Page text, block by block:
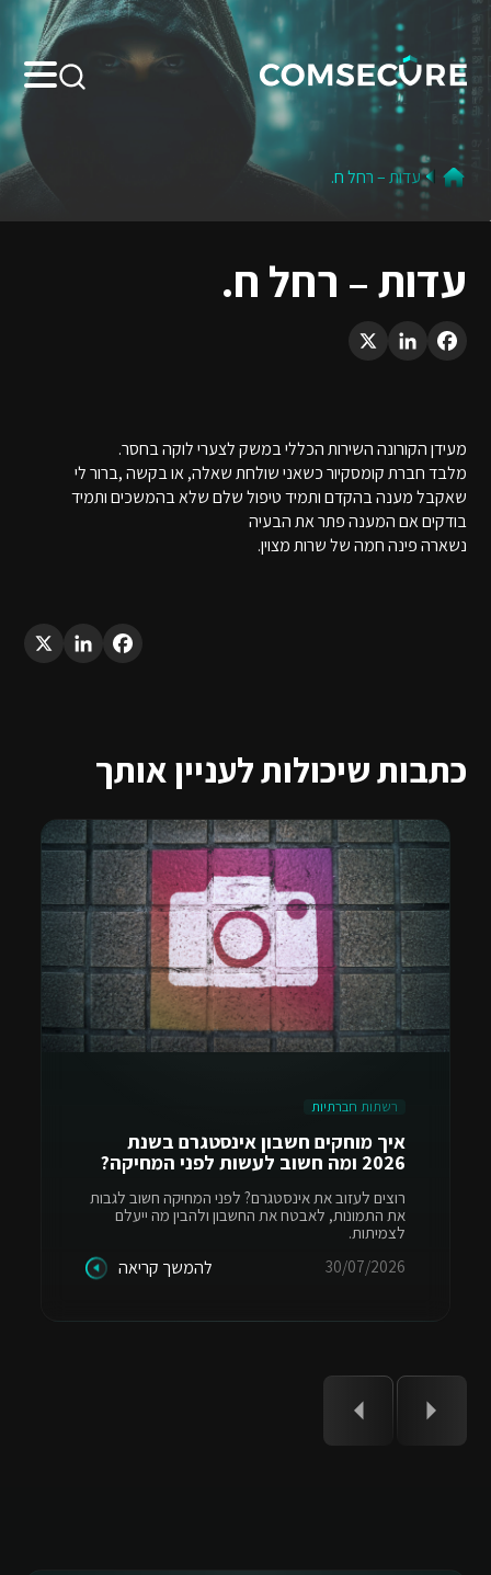
Search:
עדות – רחל ח.
עדות – רחל ח.
Facebook
LinkedIn
X
מעידן הקורונה השירות הכללי במשק לצערי לוקה בחסר.
מלבד חברת קומסקיור כשאני שולחת שאלה, או בקשה ,ברור לי
שאקבל מענה בהקדם ותמיד טיפול שלם שלא בהמשכים ותמיד
בודקים אם המענה פתר את הבעיה
נשארה פינה חמה של שרות מצוין.
Facebook
LinkedIn
X
כתבות שיכולות לעניין אותך
רשתות חברתיות
איך מוחקים חשבון אינסטגרם בשנת
2026 ומה חשוב לעשות לפני המחיקה?
רוצים לעזוב את אינסטגרם? לפני המחיקה חשוב לגבות
את התמונות, לאבטח את החשבון ולהבין מה ייעלם
לצמיתות.
30/07/2026
להמשך קריאה